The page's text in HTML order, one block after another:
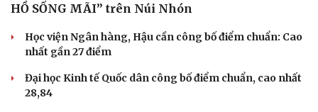
HỒ SỐNG MÃI” trên Núi Nhón
Học viện Ngân hàng, Hậu cần công bố điểm chuẩn: Cao
nhất gần 27 điểm
Đại học Kinh tế Quốc dân công bố điểm chuẩn, cao nhất
28,84